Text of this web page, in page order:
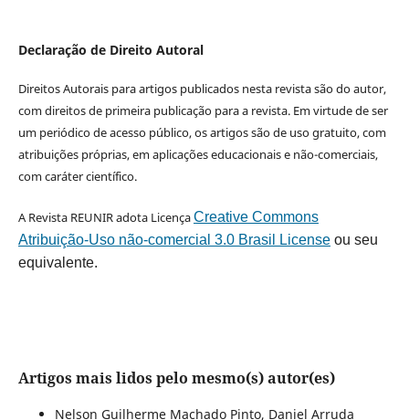
Declaração de Direito Autoral
Direitos Autorais para artigos publicados nesta revista são do autor,
com direitos de primeira publicação para a revista. Em virtude de ser
um periódico de acesso público, os artigos são de uso gratuito, com
atribuições próprias, em aplicações educacionais e não-comerciais,
com caráter científico.
A Revista REUNIR adota LicençaCreative Commons
Atribuição-Uso não-comercial 3.0 Brasil Licenseou seu
equivalente.
Artigos mais lidos pelo mesmo(s) autor(es)
Nelson Guilherme Machado Pinto, Daniel Arruda